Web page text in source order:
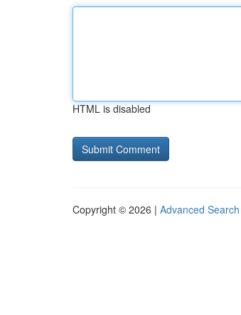
HTML is disabled
Copyright © 2026 | Advanced Search